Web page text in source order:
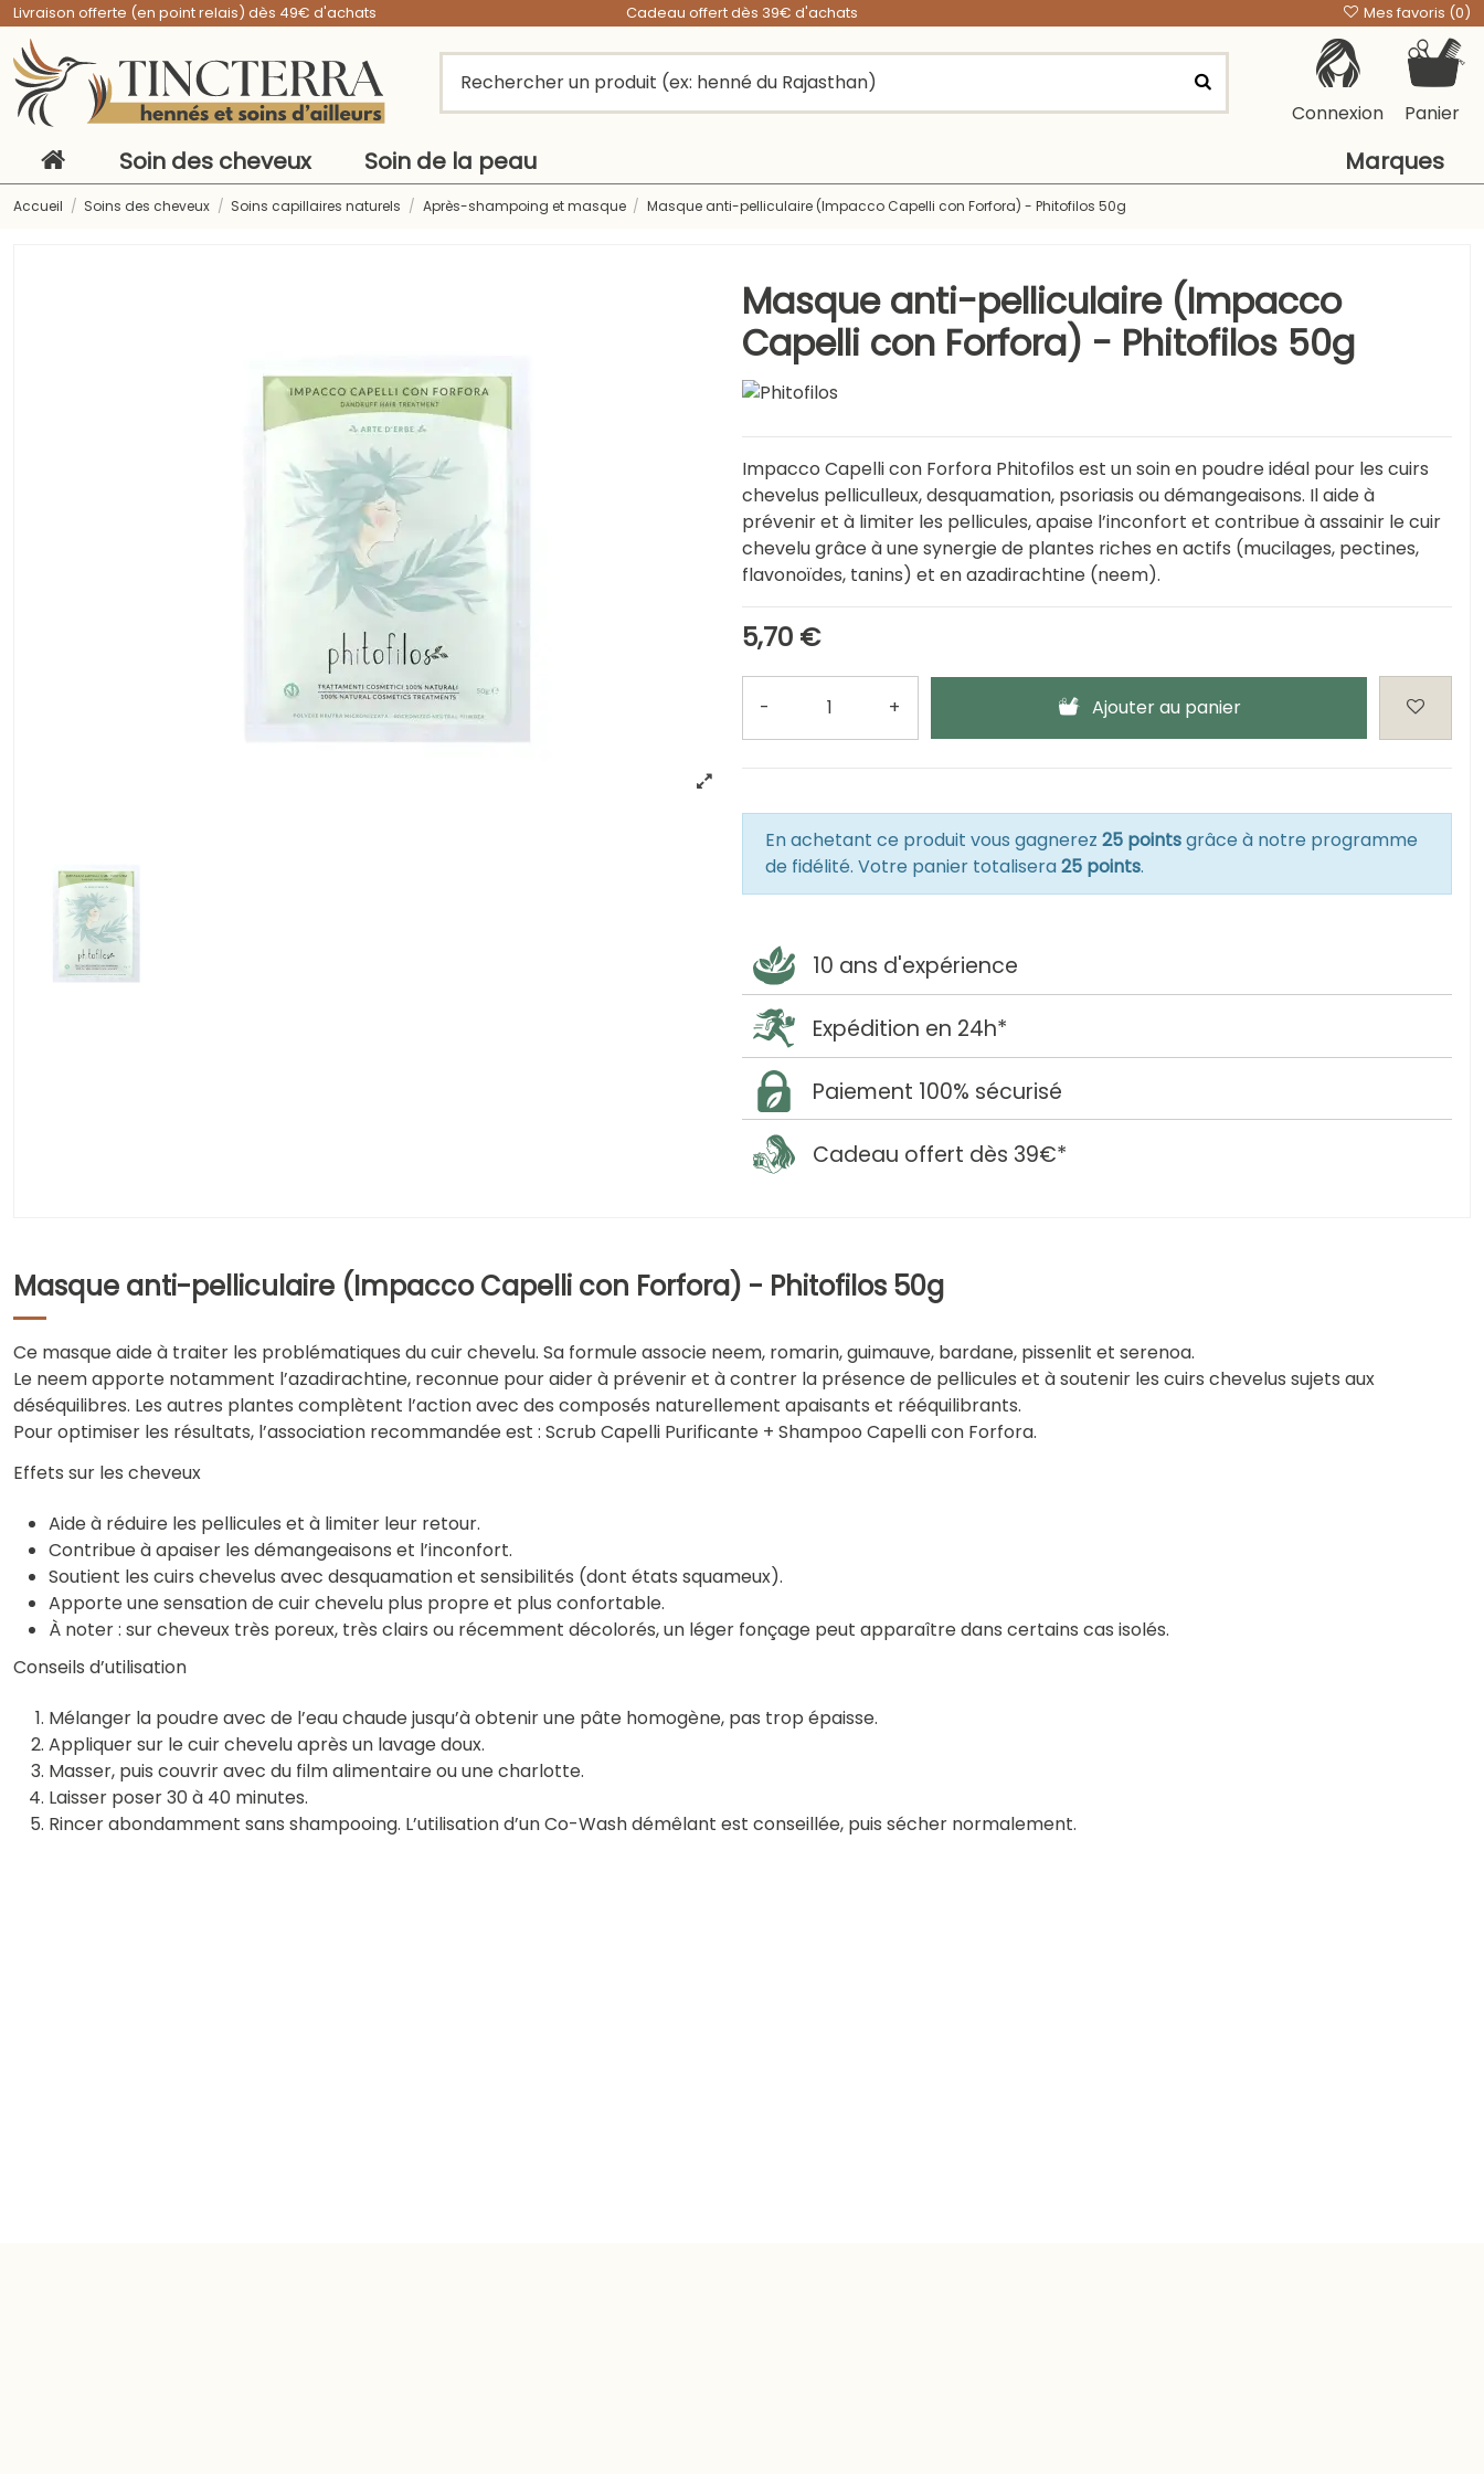
Livraison offerte (en point relais) dès 49€ d'achats Cadeau offert dès 39€ d'achats Mes favoris (0)
Connexion Panier
Soin des cheveux Soin de la peau Marques
Accueil Soins des cheveux Soins capillaires naturels Après-shampoing et masque Masque anti-pelliculaire (Impacco Capelli con Forfora) - Phitofilos 50g
Masque anti-pelliculaire (Impacco
Capelli con Forfora) - Phitofilos 50g
Impacco Capelli con Forfora Phitofilos est un soin en poudre idéal pour les cuirs
chevelus pelliculleux, desquamation, psoriasis ou démangeaisons. Il aide à
prévenir et à limiter les pellicules, apaise l’inconfort et contribue à assainir le cuir
chevelu grâce à une synergie de plantes riches en actifs (mucilages, pectines,
flavonoïdes, tanins) et en azadirachtine (neem).
5,70 €
Quantité
- + Ajouter au panier
En achetant ce produit vous gagnerez 25 pointsgrâce à notre programme
de fidélité. Votre panier totalisera25 points.
10 ans d'expérience
Expédition en 24h*
Paiement 100% sécurisé
Cadeau offert dès 39€*
Masque anti-pelliculaire (Impacco Capelli con Forfora) - Phitofilos 50g
Ce masque aide à traiter les problématiques du cuir chevelu. Sa formule associe neem, romarin, guimauve, bardane, pissenlit et serenoa.
Le neem apporte notamment l’azadirachtine, reconnue pour aider à prévenir et à contrer la présence de pellicules et à soutenir les cuirs chevelus sujets aux
déséquilibres. Les autres plantes complètent l’action avec des composés naturellement apaisants et rééquilibrants.
Pour optimiser les résultats, l’association recommandée est : Scrub Capelli Purificante + Shampoo Capelli con Forfora.
Effets sur les cheveux
Aide à réduire les pellicules et à limiter leur retour.
Contribue à apaiser les démangeaisons et l’inconfort.
Soutient les cuirs chevelus avec desquamation et sensibilités (dont états squameux).
Apporte une sensation de cuir chevelu plus propre et plus confortable.
À noter : sur cheveux très poreux, très clairs ou récemment décolorés, un léger fonçage peut apparaître dans certains cas isolés.
Conseils d’utilisation
Mélanger la poudre avec de l’eau chaude jusqu’à obtenir une pâte homogène, pas trop épaisse.
Appliquer sur le cuir chevelu après un lavage doux.
Masser, puis couvrir avec du film alimentaire ou une charlotte.
Laisser poser 30 à 40 minutes.
Rincer abondamment sans shampooing. L’utilisation d’un Co-Wash démêlant est conseillée, puis sécher normalement.